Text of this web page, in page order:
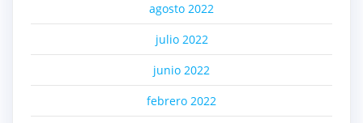
agosto 2022
julio 2022
junio 2022
febrero 2022